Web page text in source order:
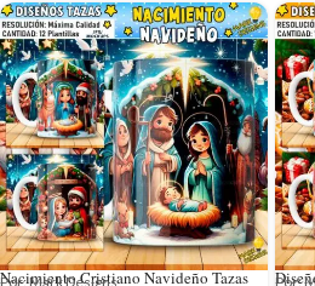
Nacimiento Cristiano Navideño Tazas
Por: Mark Designs Por: